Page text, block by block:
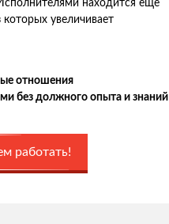
находится еще
увеличивает
отношения
без должного опыта и знаний
работать!